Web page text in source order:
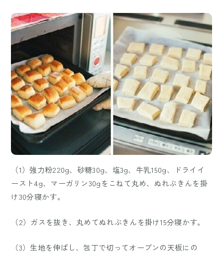
（1）強力粉220g、砂糖30g、塩3g、牛乳150g、ドライイ
ースト4g、マーガリン30gをこねて丸め、ぬれぶきんを掛
け30分寝かす。
（2）ガスを抜き、丸めてぬれぶきんを掛け15分寝かす。
（3）生地を伸ばし、包丁で切ってオーブンの天板にの